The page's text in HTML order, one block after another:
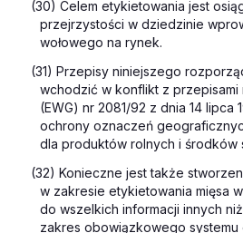
(30) Celem etykietowania jest
przejrzystości w dziedzinie
wołowego na rynek.
(31) Przepisy niniejszego
wchodzić w konflikt z
(EWG) nr 2081/92 z dnia 14 lipca
ochrony oznaczeń
dla produktów rolnych i środków
(32) Konieczne jest także
w zakresie etykietowania mięsa
do wszelkich informacji innych
zakres obowiązkowego systemu